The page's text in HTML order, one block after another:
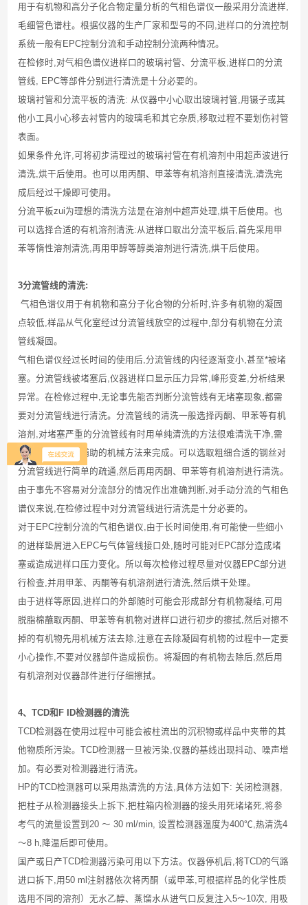
用于有机物和高分子化合物定量分析的气相色谱仪一般采用分流进样,
毛细管色谱柱。根据仪器的生产厂家和型号的不同 ,进样口的分流控制
系统一般有 EPC控制分流和手动控制分流两种情况。
在检修时,对气相色谱仪进样口的玻璃衬管、分流平板,进样口的分流
管线, EPC等部件分别进行清洗是十分必要的。
玻璃衬管和分流平板的清洗: 从仪器中小心取出玻璃衬管,用镊子或其
他小工具小心移去衬管内的玻璃毛和其它杂质,移取过程不要划伤衬管
表面。
如果条件允许, 可将初步清理过的玻璃衬管在有机溶剂中用超声波进行
清洗,烘干后使用。也可以用丙酮、甲苯等有机溶剂直接清洗,清洗完
成后经过干燥即可使用。
分流平板zui为理想的清洗方法是在溶剂中超声处理,烘干后使用。也
可以选择合适的有机溶剂清洗:从进样口取出分流平板后,首先采用甲
苯等惰性溶剂清洗,再用甲醇等醇类溶剂进行清洗,烘干后使用。
3分流管线的清洗:
气相色谱仪用于有机物和高分子化合物的分析时,许多有机物的凝固
点较低,样品从气化室经过分流管线放空的过程中,部分有机物在分流
管线凝固。
气相色谱仪经过长时间的使用后,分流管线的内径逐渐变小,甚至*被堵
塞。分流管线被堵塞后,仪器进样口显示压力异常,峰形变差,分析结果
异常。在检修过程中,无论事先能否判断分流管线有无堵塞现象 ,都需
要对分流管线进行清洗。分流管线的清洗一般选择丙酮、甲苯等有机
溶剂 ,对堵塞严重的分流管线有时用单纯清洗的方法很难清洗干净,需
要采取一些其他辅助的机械方法来完成。可以选取粗细合适的钢丝对
分流管线进行简单的疏通,然后再用丙酮、甲苯等有机溶剂进行清洗。
由于事先不容易对分流部分的情况作出准确判断,对手动分流的气相色
谱仪来说,在检修过程中对分流管线进行清洗是十分必要的。
对于 EPC控制分流的气相色谱仪,由于长时间使用 ,有可能使一些细小
的进样垫屑进入 EPC与气体管线接口处, 随时可能对 EPC部分造成堵
塞或造成进样口压力变化。所以每次检修过程尽量对仪器 EPC部分进
行检查,并用甲苯、丙酮等有机溶剂进行清洗,然后烘干处理。
由于进样等原因 ,进样口的外部随时可能会形成部分有机物凝结, 可用
脱脂棉蘸取丙酮、甲苯等有机物对进样口进行初步的擦拭,然后对擦不
掉的有机物先用机械方法去除,注意在去除凝固有机物的过程中一定要
小心操作,不要对仪器部件造成损伤。将凝固的有机物去除后,然后用
有机溶剂对仪器部件进行仔细擦拭。
4、TCD和 F ID检测器的清洗
TCD检测器在使用过程中可能会被柱流出的沉积物或样品中夹带的其
他物质所污染。
TCD检测器一旦被污染,仪器的基线出现抖动、噪声增
加。有必要对检测器进行清洗。
HP的 TCD检测器可以采用热清洗的方法,具体方法如下 : 关闭检测器,
把柱子从检测器接头上拆下 ,把柱箱内检测器的接头用死堵堵死,将参
考气的流量设置到20～ 30 ml/min,设置检测器温度为400℃,热清洗4
～8 h, 降温后即可使用。
国产或日产 TCD检测器污染可用以下方法。仪器停机后,将 TCD的气路
进口拆下 ,用50 ml注射器依次将丙酮 （或甲苯, 可根据样品的化学性质
选用不同的溶剂 ）无水乙醇、蒸馏水从进气口反复注入5～10次, 用吸